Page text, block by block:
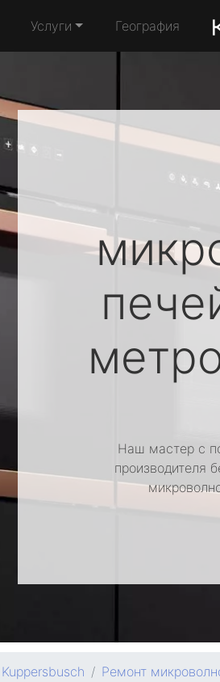
Услуги География
Наш мастер с
производителя
Ремонт